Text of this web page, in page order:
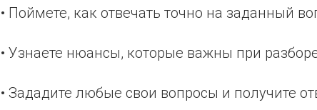
• Поймете, как отвечать точно на заданный
• Узнаете нюансы, которые важны при
• Зададите любые свои вопросы и получите